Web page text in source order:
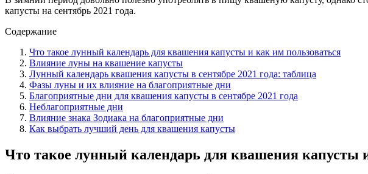
капусты на сентябрь 2021 года.
Содержание
Что такое лунный календарь для квашения капусты и как им пользоваться
Влияние луны на квашение капусты
Лунный календарь квашения капусты в сентябре 2021 года: таблица
Фазы луны и их влияние на благоприятные дни
Благоприятные дни для квашения капусты в сентябре 2021 года
Неблагоприятные дни
Влияние знака Зодиака на благоприятные дни
Как выбрать лучший день для квашения капусты
Что такое лунный календарь для квашения капусты